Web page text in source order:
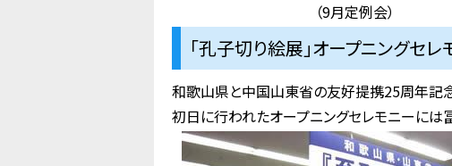
（9月定例会）
「孔子切り絵展」オープニングセ
和歌山県と中国山東省の友好提携25周年記
初日に行われたオープニングセレモニーには